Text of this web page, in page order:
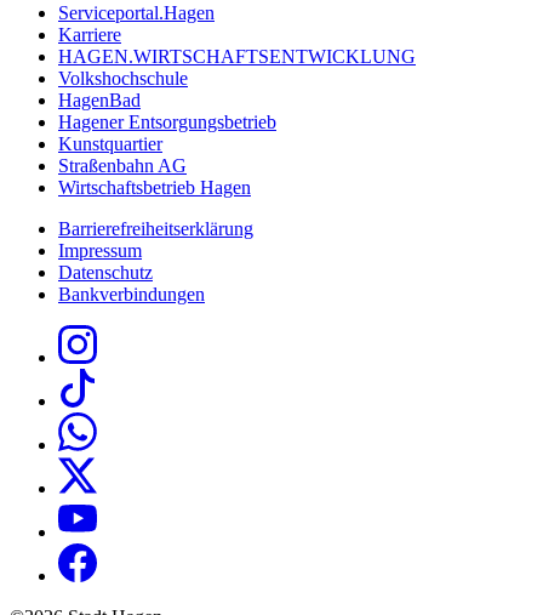
Serviceportal.Hagen
Karriere
HAGEN.WIRTSCHAFTSENTWICKLUNG
Volkshochschule
HagenBad
Hagener Entsorgungsbetrieb
Kunstquartier
Straßenbahn AG
Wirtschaftsbetrieb Hagen
Barrierefreiheitserklärung
Impressum
Datenschutz
Bankverbindungen